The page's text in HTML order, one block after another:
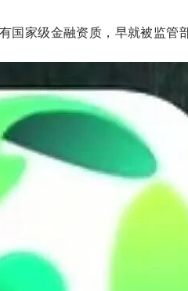
国家级金融资质，早就被监管